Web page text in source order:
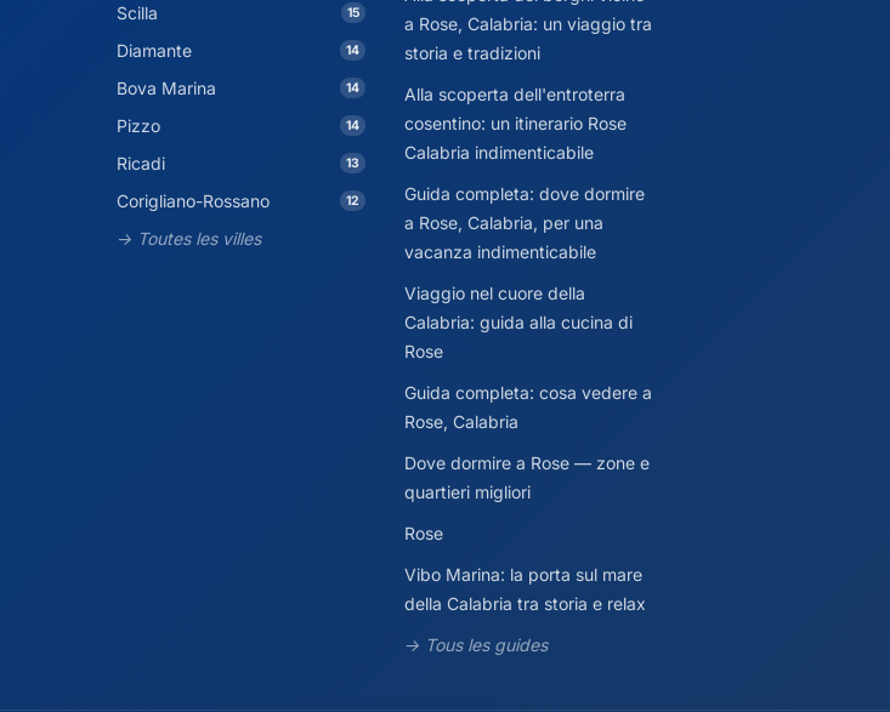
Scilla 15
Diamante 14
Bova Marina 14
Pizzo 14
Ricadi 13
Corigliano-Rossano 12
→ Toutes les villes
a Rose, Calabria: un viaggio tra
storia e tradizioni
Alla scoperta dell'entroterra
cosentino: un itinerario Rose
Calabria indimenticabile
Guida completa: dove dormire
a Rose, Calabria, per una
vacanza indimenticabile
Viaggio nel cuore della
Calabria: guida alla cucina di
Rose
Guida completa: cosa vedere a
Rose, Calabria
Dove dormire a Rose — zone e
quartieri migliori
Rose
Vibo Marina: la porta sul mare
della Calabria tra storia e relax
→ Tous les guides